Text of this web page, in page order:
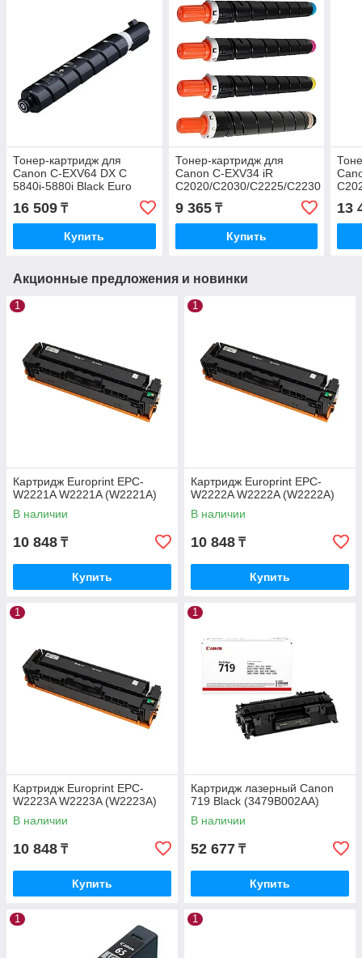
Тонер-картридж для
Canon C-EXV64 DX C
5840i-5880i Black Euro
16 509 ₸
Купить
Тонер-картридж для
Canon C-EXV34 iR
C2020/C2030/C2225/C2230
26000 страниц.Katun Black
9 365₸
Купить
13
Акционные предложения и новинки
1
Картридж Europrint EPC-
W2221A W2221A (W2221A)
В наличии
10 848 ₸
Купить
1
Картридж Europrint EPC-
W2222A W2222A (W2222A)
В наличии
10 848 ₸
Купить
1
Картридж Europrint EPC-
W2223A W2223A (W2223A)
В наличии
10 848 ₸
Купить
1
Картридж лазерный Canon
719 Black (3479B002AA)
В наличии
52 677 ₸
Купить
1 1